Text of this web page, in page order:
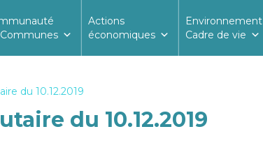
Actions
économiques
Environnement
Cadre de vie
du 10.12.2019
du 10.12.2019